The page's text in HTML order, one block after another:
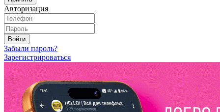
Авторизация
Войти
Забыли пароль?
Зарегистрироваться